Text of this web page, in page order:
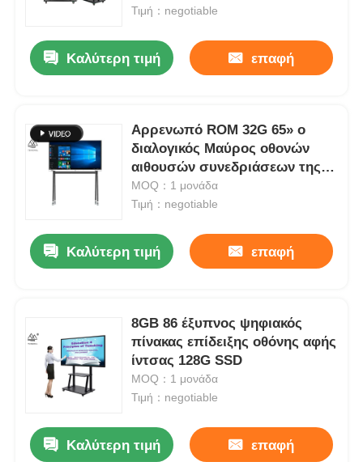
Τιμή：negotiable
Καλύτερη τιμή επαφή
Αρρενωπό ROM 32G 65» ο
διαλογικός Μαύρος οθονών
αιθουσών συνεδριάσεων της
επίδειξης αφής
MOQ：1 μονάδα
Τιμή：negotiable
Καλύτερη τιμή επαφή
8GB 86 έξυπνος ψηφιακός
πίνακας επίδειξης οθόνης αφής
ίντσας 128G SSD
MOQ：1 μονάδα
Τιμή：negotiable
Καλύτερη τιμή επαφή